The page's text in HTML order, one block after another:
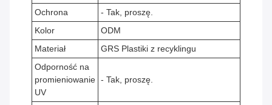
Ochrona
- Tak, proszę.
Kolor
ODM
Materiał
GRS Plastiki z recyklingu
Odporność na
promieniowanie
UV
- Tak, proszę.